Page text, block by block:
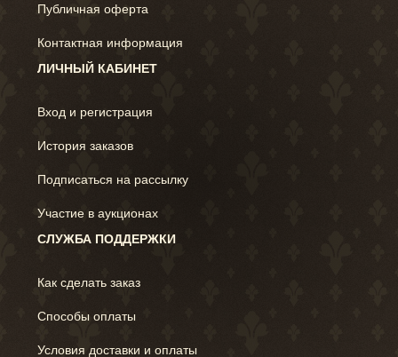
Публичная оферта
Контактная информация
ЛИЧНЫЙ КАБИНЕТ
Вход и регистрация
История заказов
Подписаться на рассылку
Участие в аукционах
СЛУЖБА ПОДДЕРЖКИ
Как сделать заказ
Способы оплаты
Условия доставки и оплаты